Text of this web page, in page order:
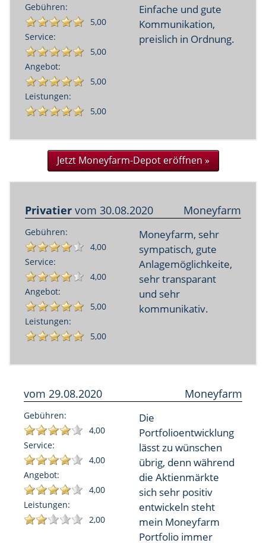
Gebühren:
5,00
Service:
5,00
Angebot:
5,00
Leistungen:
5,00
Einfache und gute
Kommunikation,
preislich in Ordnung.
Jetzt Moneyfarm-Depot eröffnen »
Privatier vom 30.08.2020 Moneyfarm
Gebühren:
4,00
Service:
4,00
Angebot:
5,00
Leistungen:
5,00
Moneyfarm, sehr
sympatisch, gute
Anlagemöglichkeite,
sehr transparant
und sehr
kommunikativ.
vom 29.08.2020 Moneyfarm
Gebühren:
4,00
Service:
4,00
Angebot:
4,00
Leistungen:
2,00
Die
Portfolioentwicklung
lässt zu wünschen
übrig, denn während
die Aktienmärkte
sich sehr positiv
entwickeln steht
mein Moneyfarm
Portfolio immer